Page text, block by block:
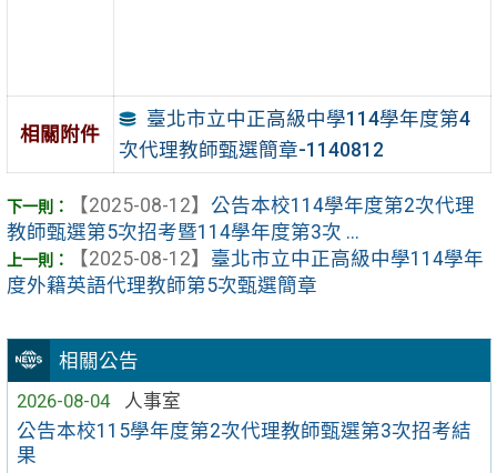
相關公告
2026-08-04
人事室
公告本校115學年度第2次代理教師甄選第3次招考結
果
相關附件
臺北市立中正高級中學114學年度第4
次代理教師甄選簡章-1140812
【2025-08-12】 公告本校114學年度第2次代理
教師甄選第5次招考暨114學年度第3次 ...
【2025-08-12】 臺北市立中正高級中學114學年
度外籍英語代理教師第5次甄選簡章